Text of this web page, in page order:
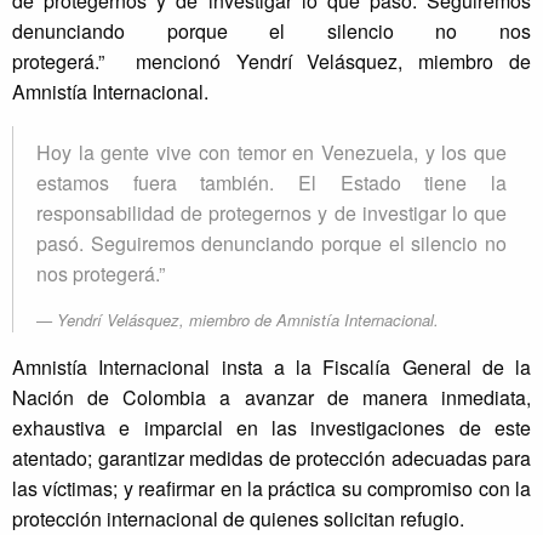
denunciando porque el silencio no nos
protegerá.” mencionó Yendrí Velásquez, miembro de
Amnistía Internacional.
Hoy la gente vive con temor en Venezuela, y los que
estamos fuera también. El Estado tiene la
responsabilidad de protegernos y de investigar lo que
pasó. Seguiremos denunciando porque el silencio no
nos protegerá.”
Yendrí Velásquez, miembro de Amnistía Internacional.
Amnistía Internacional insta a la Fiscalía General de la
Nación de Colombia a avanzar de manera inmediata,
exhaustiva e imparcial en las investigaciones de este
atentado; garantizar medidas de protección adecuadas para
las víctimas; y reafirmar en la práctica su compromiso con la
protección internacional de quienes solicitan refugio.